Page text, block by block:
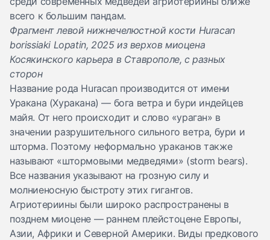
всего к большим пандам.
Фрагмент левой нижнечелюстной кости Huracan
borissiaki Lopatin, 2025 из верхов миоцена
Косякинского карьера в Ставрополе, с разных
сторон
Название рода Huracan производится от имени
Уракана (Хуракана) — бога ветра и бури индейцев
майя. От него происходит и слово «ураган» в
значении разрушительного сильного ветра, бури и
шторма. Поэтому неформально ураканов также
называют «штормовыми медведями» (storm bears).
Все названия указывают на грозную силу и
молниеносную быстроту этих гигантов.
Агриотериины были широко распространены в
позднем миоцене — раннем плейстоцене Европы,
Азии, Африки и Северной Америки. Виды предкового